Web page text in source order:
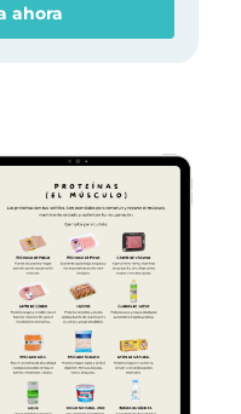
ahora